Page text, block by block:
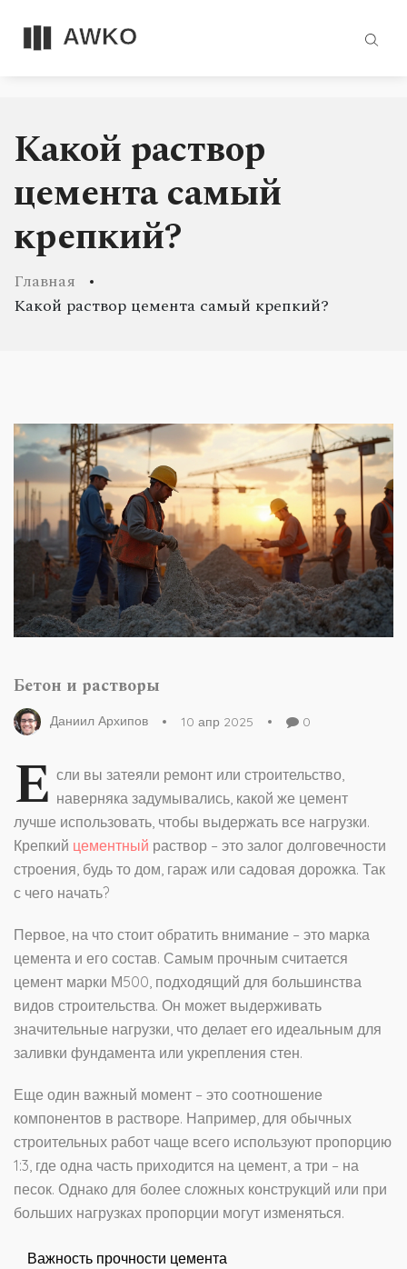
Какой раствор
цемента самый
крепкий?
Главная
Какой раствор цемента самый крепкий?
Бетон и растворы
Даниил Архипов 10 апр 2025 0
Е сли вы затеяли ремонт или строительство,
наверняка задумывались, какой же цемент
лучше использовать, чтобы выдержать все нагрузки.
Крепкий цементный раствор – это залог долговечности
строения, будь то дом, гараж или садовая дорожка. Так
с чего начать?
Первое, на что стоит обратить внимание – это марка
цемента и его состав. Самым прочным считается
цемент марки М500, подходящий для большинства
видов строительства. Он может выдерживать
значительные нагрузки, что делает его идеальным для
заливки фундамента или укрепления стен.
Еще один важный момент – это соотношение
компонентов в растворе. Например, для обычных
строительных работ чаще всего используют пропорцию
1:3, где одна часть приходится на цемент, а три – на
песок. Однако для более сложных конструкций или при
больших нагрузках пропорции могут изменяться.
Важность прочности цемента